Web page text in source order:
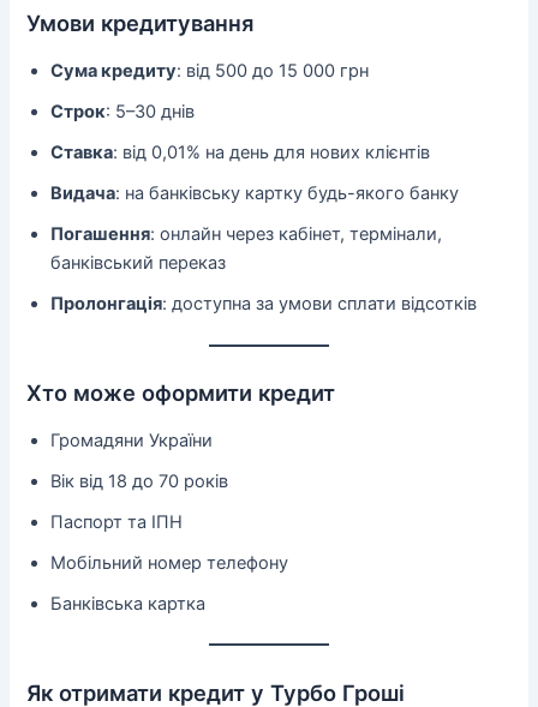
Умови кредитування
Сума кредиту: від 500 до 15 000 грн
Строк: 5–30 днів
Ставка: від 0,01% на день для нових клієнтів
Видача: на банківську картку будь-якого банку
Погашення: онлайн через кабінет, термінали,
банківський переказ
Пролонгація: доступна за умови сплати відсотків
Хто може оформити кредит
Громадяни України
Вік від 18 до 70 років
Паспорт та ІПН
Мобільний номер телефону
Банківська картка
Як отримати кредит у Турбо Гроші